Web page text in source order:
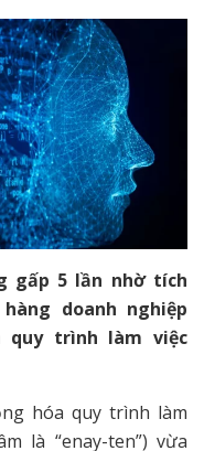
gấp 5 lần nhờ tích
doanh nghiệp
trình làm việc
hóa quy trình làm
là “enay-ten”) vừa